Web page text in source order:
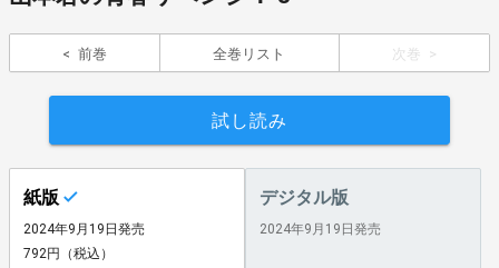
前巻 全巻リスト 次巻
試し読み
紙版
2024年9月19日発売
792円（税込）
デジタル版
2024年9月19日発売